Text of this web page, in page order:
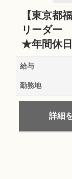
【東京都
リーダー
★年間休
給与
勤務地
詳細